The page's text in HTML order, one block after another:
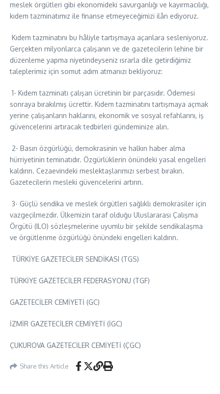
meslek örgütleri gibi ekonomideki savurganlığı ve kayırmacılığı,
kıdem tazminatımız ile finanse etmeyeceğimizi ilân ediyoruz.
Kıdem tazminatını bu hâliyle tartışmaya açanlara sesleniyoruz.
Gerçekten milyonlarca çalışanın ve de gazetecilerin lehine bir
düzenleme yapma niyetindeyseniz ısrarla dile getirdiğimiz
taleplerimiz için somut adım atmanızı bekliyoruz:
1- Kıdem tazminatı çalışan ücretinin bir parçasıdır. Ödemesi
sonraya bırakılmış ücrettir. Kıdem tazminatını tartışmaya açmak
yerine çalışanların haklarını, ekonomik ve sosyal refahlarını, iş
güvencelerini artıracak tedbirleri gündeminize alın.
2- Basın özgürlüğü, demokrasinin ve halkın haber alma
hürriyetinin teminatıdır. Özgürlüklerin önündeki yasal engelleri
kaldırın. Cezaevindeki meslektaşlarımızı serbest bırakın.
Gazetecilerin mesleki güvencelerini artırın.
3- Güçlü sendika ve meslek örgütleri sağlıklı demokrasiler için
vazgeçilmezdir. Ülkemizin taraf olduğu Uluslararası Çalışma
Örgütü (ILO) sözleşmelerine uyumlu bir şekilde sendikalaşma
ve örgütlenme özgürlüğü önündeki engelleri kaldırın.
TÜRKİYE GAZETECİLER SENDİKASI (TGS)
TÜRKİYE GAZETECİLER FEDERASYONU (TGF)
GAZETECİLER CEMİYETİ (GC)
İZMİR GAZETECİLER CEMİYETİ (İGC)
ÇUKUROVA GAZETECİLER CEMİYETİ (ÇGC)
Share this Article